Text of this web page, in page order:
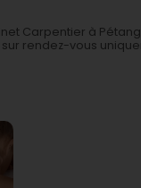
Carpentier à
rendez-vous